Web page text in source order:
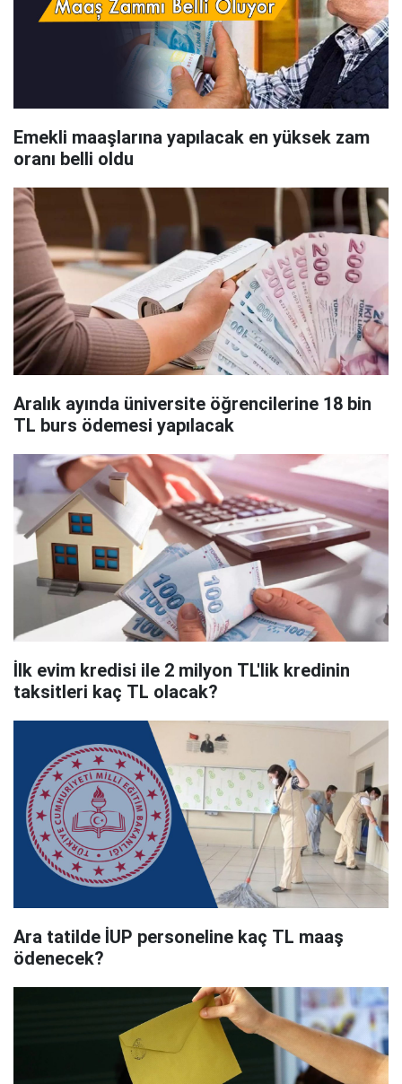
Emekli maaşlarına yapılacak en yüksek zam
oranı belli oldu
Aralık ayında üniversite öğrencilerine 18 bin
TL burs ödemesi yapılacak
İlk evim kredisi ile 2 milyon TL'lik kredinin
taksitleri kaç TL olacak?
Ara tatilde İUP personeline kaç TL maaş
ödenecek?